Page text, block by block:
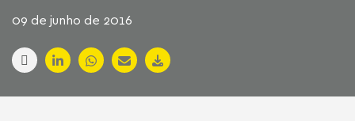
09 de junho de 2016